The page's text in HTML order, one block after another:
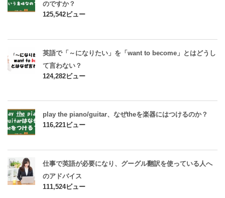
のですか？
125,542ビュー
英語で「～になりたい」を「want to become」とはどうし
て言わない？
124,282ビュー
play the piano/guitar、なぜtheを楽器にはつけるのか？
116,221ビュー
仕事で英語が必要になり、グーグル翻訳を使っている人へ
のアドバイス
111,524ビュー